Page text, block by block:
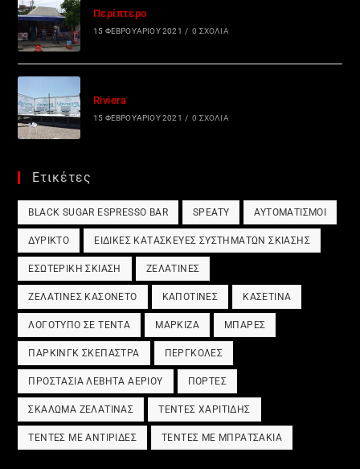
Περίπτερο
15 ΦΕΒΡΟΥΑΡΊΟΥ 2021 / 0 ΣΧΌΛΙΑ
Riviera
15 ΦΕΒΡΟΥΑΡΊΟΥ 2021 / 0 ΣΧΌΛΙΑ
Ετικέτες
BLACK SUGAR ESPRESSO BAR SPEATY ΑΥΤΟΜΑΤΙΣΜΟΊ
ΔΎΡΙΚΤΟ ΕΙΔΙΚΈΣ ΚΑΤΑΣΚΕΥΈΣ ΣΥΣΤΗΜΆΤΩΝ ΣΚΊΑΣΗΣ
ΕΣΩΤΕΡΙΚΉ ΣΚΊΑΣΗ ΖΕΛΑΤΊΝΕΣ
ΖΕΛΑΤΊΝΕΣ ΚΑΣΟΝΈΤΟ ΚΑΠΟΤΊΝΕΣ ΚΑΣΕΤΊΝΑ
ΛΟΓΌΤΥΠΟ ΣΕ ΤΈΝΤΑ ΜΑΡΚΊΖΑ ΜΠΆΡΕΣ
ΠΆΡΚΙΝΓΚ ΣΚΈΠΑΣΤΡΑ ΠΈΡΓΚΟΛΕΣ
ΠΡΟΣΤΑΣΊΑ ΛΈΒΗΤΑ ΑΕΡΊΟΥ ΠΌΡΤΕΣ
ΣΚΆΛΩΜΑ ΖΕΛΑΤΊΝΑΣ ΤΈΝΤΕΣ ΧΑΡΙΤΊΔΗΣ
ΤΈΝΤΕΣ ΜΕ ΑΝΤΙΡΊΔΕΣ ΤΈΝΤΕΣ ΜΕ ΜΠΡΑΤΣΆΚΙΑ